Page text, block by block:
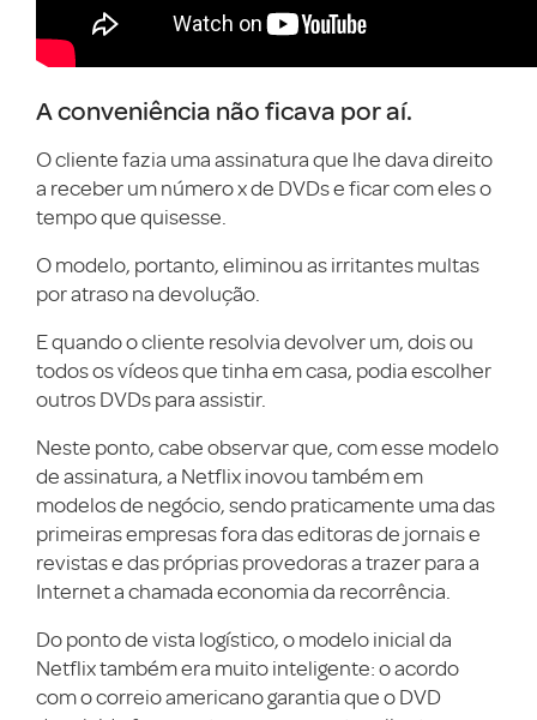
A conveniência não ficava por aí.
O cliente fazia uma assinatura que lhe dava direito
a receber um número x de DVDs e ficar com eles o
tempo que quisesse.
O modelo, portanto, eliminou as irritantes multas
por atraso na devolução.
E quando o cliente resolvia devolver um, dois ou
todos os vídeos que tinha em casa, podia escolher
outros DVDs para assistir.
Neste ponto, cabe observar que, com esse modelo
de assinatura, a Netflix inovou também em
modelos de negócio, sendo praticamente uma das
primeiras empresas fora das editoras de jornais e
revistas e das próprias provedoras a trazer para a
Internet a chamada economia da recorrência.
Do ponto de vista logístico, o modelo inicial da
Netflix também era muito inteligente: o acordo
com o correio americano garantia que o DVD